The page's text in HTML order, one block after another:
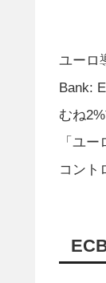
ユーロ
Bank:
むね
「ユ
コント